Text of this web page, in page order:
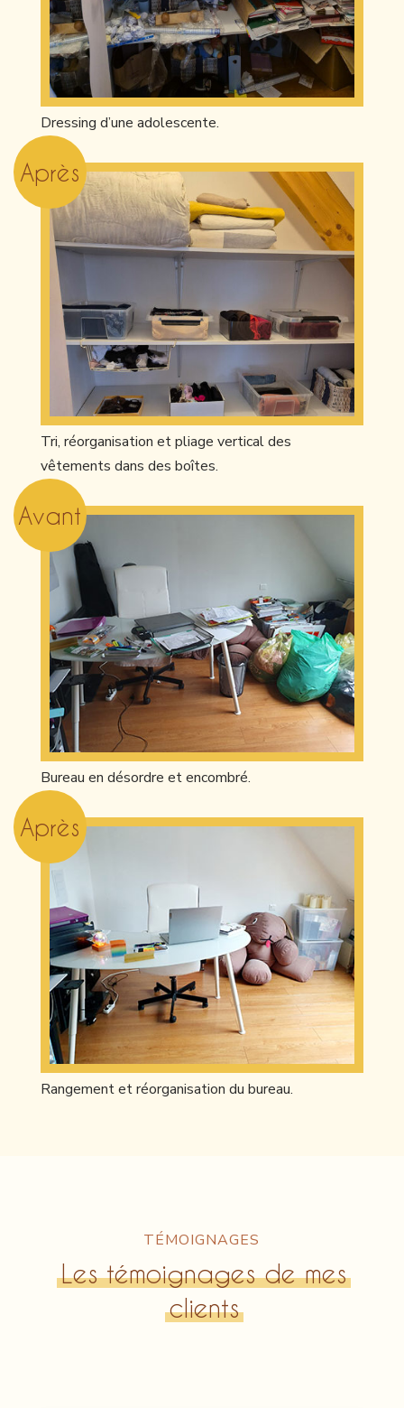
Dressing d’une adolescente.
Après
Tri, réorganisation et pliage vertical des
vêtements dans des boîtes.
Avant
Bureau en désordre et encombré.
Rangement et réorganisation du bureau.
Après
TÉMOIGNAGES
Les témoignages de mes
clients